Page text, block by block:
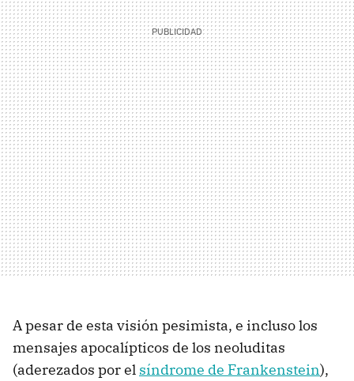
A pesar de esta visión pesimista, e incluso los
mensajes apocalípticos de los neoluditas
(aderezados por el síndrome de Frankenstein),